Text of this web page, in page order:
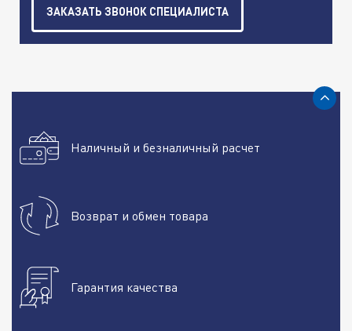
ЗАКАЗАТЬ ЗВОНОК СПЕЦИАЛИСТА
Наличный и безналичный расчет
Возврат и обмен товара
Гарантия качества